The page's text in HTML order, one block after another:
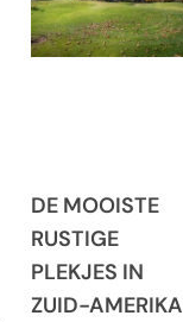
DE MOOISTE
RUSTIGE
PLEKJES IN
ZUID-AMERIKA